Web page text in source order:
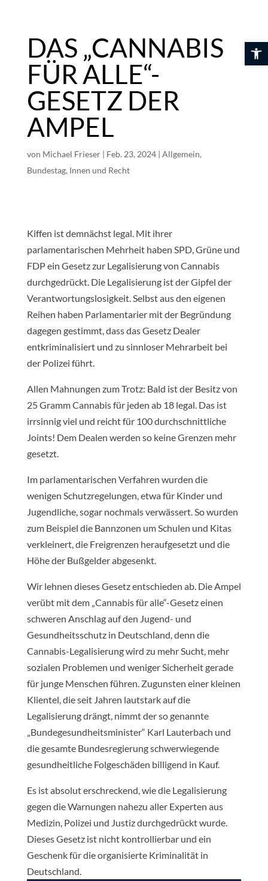
DAS „CANNABIS
FÜR ALLE“-
GESETZ DER
AMPEL
von Michael Frieser| Feb. 23, 2024| Allgemein,
Bundestag, Innen und Recht
Kiffen ist demnächst legal. Mit ihrer
parlamentarischen Mehrheit haben SPD, Grüne und
FDP ein Gesetz zur Legalisierung von Cannabis
durchgedrückt. Die Legalisierung ist der Gipfel der
Verantwortungslosigkeit. Selbst aus den eigenen
Reihen haben Parlamentarier mit der Begründung
dagegen gestimmt, dass das Gesetz Dealer
entkriminalisiert und zu sinnloser Mehrarbeit bei
der Polizei führt.
Allen Mahnungen zum Trotz: Bald ist der Besitz von
25 Gramm Cannabis für jeden ab 18 legal. Das ist
irrsinnig viel und reicht für 100 durchschnittliche
Joints! Dem Dealen werden so keine Grenzen mehr
gesetzt.
Im parlamentarischen Verfahren wurden die
wenigen Schutzregelungen, etwa für Kinder und
Jugendliche, sogar nochmals verwässert. So wurden
zum Beispiel die Bannzonen um Schulen und Kitas
verkleinert, die Freigrenzen heraufgesetzt und die
Höhe der Bußgelder abgesenkt.
Wir lehnen dieses Gesetz entschieden ab. Die Ampel
verübt mit dem „Cannabis für alle“-Gesetz einen
schweren Anschlag auf den Jugend- und
Gesundheitsschutz in Deutschland, denn die
Cannabis-Legalisierung wird zu mehr Sucht, mehr
sozialen Problemen und weniger Sicherheit gerade
für junge Menschen führen. Zugunsten einer kleinen
Klientel, die seit Jahren lautstark auf die
Legalisierung drängt, nimmt der so genannte
„Bundegesundheitsminister“ Karl Lauterbach und
die gesamte Bundesregierung schwerwiegende
gesundheitliche Folgeschäden billigend in Kauf.
Es ist absolut erschreckend, wie die Legalisierung
gegen die Warnungen nahezu aller Experten aus
Medizin, Polizei und Justiz durchgedrückt wurde.
Dieses Gesetz ist nicht kontrollierbar und ein
Geschenk für die organisierte Kriminalität in
Deutschland.